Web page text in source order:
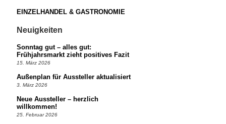
EINZELHANDEL & GASTRONOMIE
Neuigkeiten
Sonntag gut – alles gut:
Frühjahrsmarkt zieht positives Fazit
15. März 2026
Außenplan für Aussteller aktualisiert
3. März 2026
Neue Aussteller – herzlich
willkommen!
25. Februar 2026